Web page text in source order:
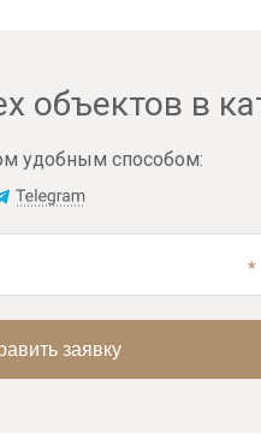
объектов в
удобным способом: